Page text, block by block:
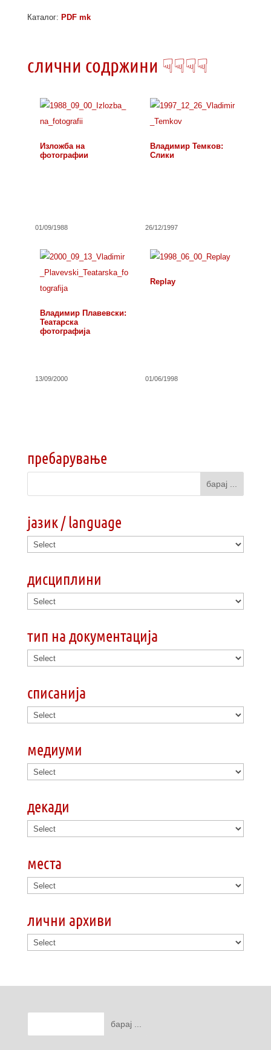
Каталог: PDF mk
слични содржини ☟☟☟☟
Изложба на
фотографии
01/09/1988
Владимир Темков:
Слики
26/12/1997
Владимир Плавевски:
Театарска
фотографија
13/09/2000
Replay
01/06/1998
пребарување
јазик / language
дисциплини
тип на документација
списанија
медиуми
декади
места
лични архиви